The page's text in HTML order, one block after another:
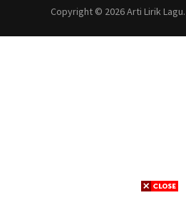
Copyright © 2026 Arti Lirik